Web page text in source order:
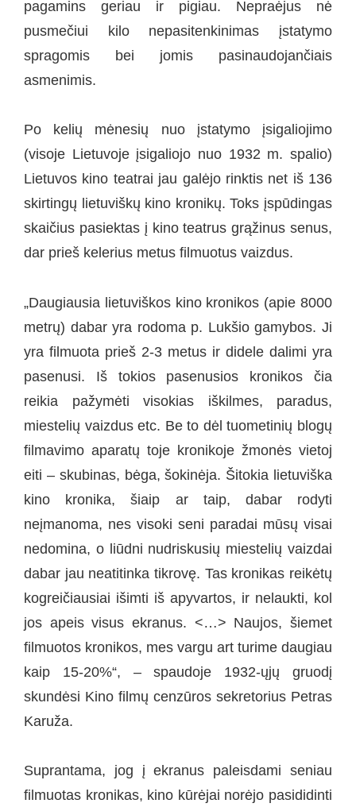
pagamins geriau ir pigiau. Nepraėjus nė
pusmečiui kilo nepasitenkinimas įstatymo
spragomis bei jomis pasinaudojančiais
asmenimis.
Po kelių mėnesių nuo įstatymo įsigaliojimo
(visoje Lietuvoje įsigaliojo nuo 1932 m. spalio)
Lietuvos kino teatrai jau galėjo rinktis net iš 136
skirtingų lietuviškų kino kronikų. Toks įspūdingas
skaičius pasiektas į kino teatrus grąžinus senus,
dar prieš kelerius metus filmuotus vaizdus.
„Daugiausia lietuviškos kino kronikos (apie 8000
metrų) dabar yra rodoma p. Lukšio gamybos. Ji
yra filmuota prieš 2-3 metus ir didele dalimi yra
pasenusi. Iš tokios pasenusios kronikos čia
reikia pažymėti visokias iškilmes, paradus,
miestelių vaizdus etc. Be to dėl tuometinių blogų
filmavimo aparatų toje kronikoje žmonės vietoj
eiti – skubinas, bėga, šokinėja. Šitokia lietuviška
kino kronika, šiaip ar taip, dabar rodyti
neįmanoma, nes visoki seni paradai mūsų visai
nedomina, o liūdni nudriskusių miestelių vaizdai
dabar jau neatitinka tikrovę. Tas kronikas reikėtų
kogreičiausiai išimti iš apyvartos, ir nelaukti, kol
jos apeis visus ekranus. <…> Naujos, šiemet
filmuotos kronikos, mes vargu art turime daugiau
kaip 15-20%“, – spaudoje 1932-ųjų gruodį
skundėsi Kino filmų cenzūros sekretorius Petras
Karuža.
Suprantama, jog į ekranus paleisdami seniau
filmuotas kronikas, kino kūrėjai norėjo pasididinti